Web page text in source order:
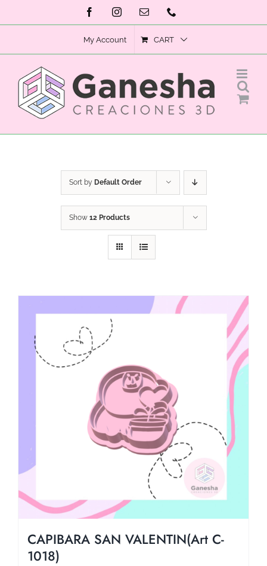
to
FacebookInstagramEmail
My Account CART
Sort by Default Order
Show 12 Products
CAPIBARA SAN VALENTIN(Art C-
1018)